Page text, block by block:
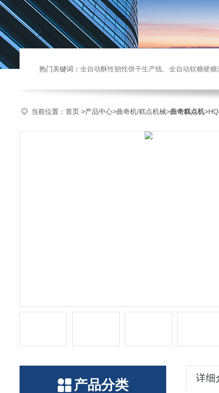
热门关键词： 全自动酥性韧性饼干生产线、全自动软糖硬糖浇注生产线、巧克力浇注生产线、桃酥饼干机、多功能曲奇机、热风旋
当前位置： 首页 >产品中心>曲奇机/糕点机械>曲奇糕点机
产品分类 详细